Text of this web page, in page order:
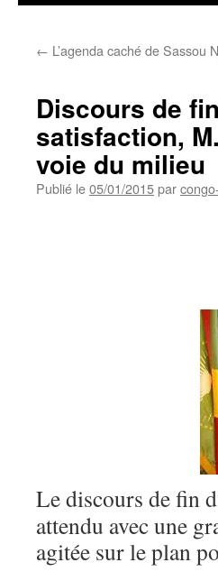
← L’agenda caché de Sassou
Discours de
satisfaction,
voie du milieu
Publié le05/01/2015par
Le discours de fin
attendu avec une
agitée sur le plan